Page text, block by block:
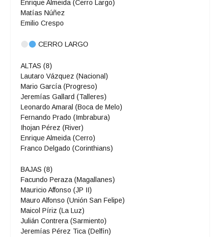
Enrique Almeida (Cerro Largo)
Matías Núñez
Emilio Crespo
CERRO LARGO
ALTAS (8)
Lautaro Vázquez (Nacional)
Mario García (Progreso)
Jeremías Gallard (Talleres)
Leonardo Amaral (Boca de Melo)
Fernando Prado (Imbrabura)
Ihojan Pérez (River)
Enrique Almeida (Cerro)
Franco Delgado (Corinthians)
BAJAS (8)
Facundo Peraza (Magallanes)
Mauricio Affonso (JP II)
Mauro Alfonso (Unión San Felipe)
Maicol Píriz (La Luz)
Julián Contrera (Sarmiento)
Jeremías Pérez Tica (Delfín)